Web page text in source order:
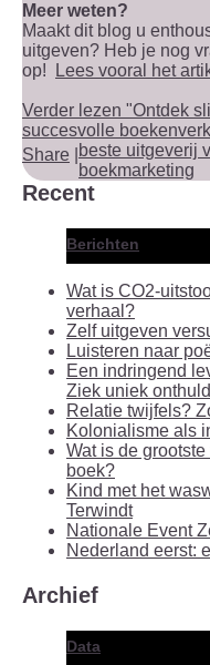
Meer weten?
Maakt dit blog u
uitgeven? Heb je nog
op!
Lees vooral het
Verder lezen "Ontdek
succesvolle
Share beste uitgeverij
boekmarketing
Recent
Berichten
Wat is CO2-
verhaal?
Zelf uitgeven
Luisteren naar
Een indringend
Ziek uniek onthuld
Relatie twijfels?
Kolonialisme als
Wat is de
boek?
Kind met het
Terwindt
Nationale Event
Nederland eerst:
Archief
Data